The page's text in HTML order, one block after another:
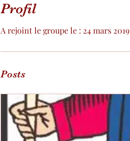
Profil
A rejoint le groupe le : 24 mars 2019
Posts